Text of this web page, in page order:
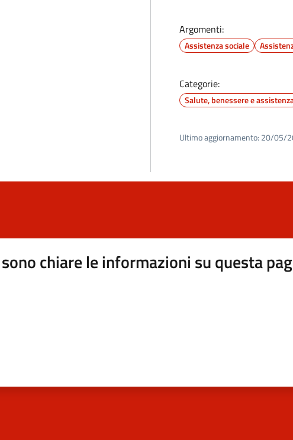
Argomenti:
Assistenza sociale
Categorie:
Salute, benessere e
Ultimo aggiornamento: 20/05/
chiare le informazioni su questa